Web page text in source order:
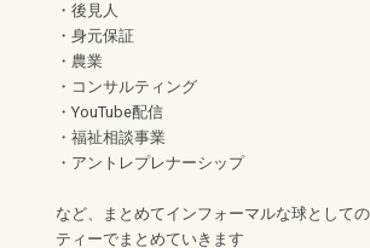
・後見人
・身元保証
・農業
・コンサルティング
・YouTube配信
・福祉相談事業
・アントレプレナーシップ
など、まとめてインフォーマルな球として
ティーでまとめていきます